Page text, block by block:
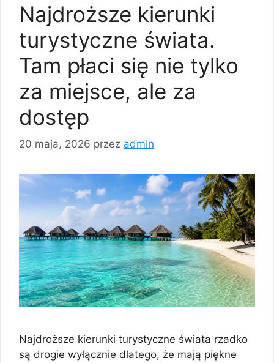
Najdroższe kierunki
turystyczne świata.
Tam płaci się nie tylko
za miejsce, ale za
dostęp
20 maja, 2026 przez admin
Najdroższe kierunki turystyczne świata rzadko
są drogie wyłącznie dlatego, że mają piękne